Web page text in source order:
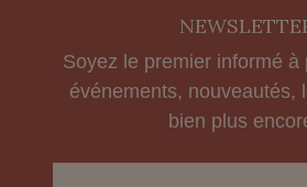
Soyez le premier informé à
événements, nouveautés,
bien plus